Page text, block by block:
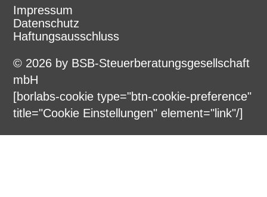
Impressum
Datenschutz
Haftungsausschluss
© 2026 by BSB-Steuerberatungsgesellschaft
mbH
[borlabs-cookie type="btn-cookie-preference"
title="Cookie Einstellungen" element="link"/]